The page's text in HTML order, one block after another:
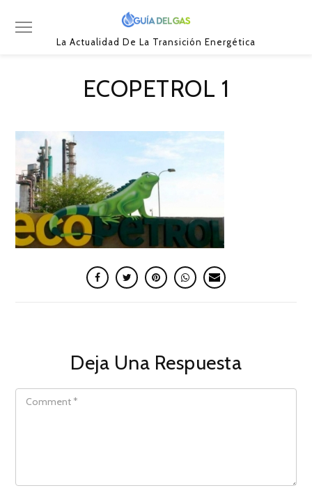
La Actualidad De La Transición Energética
ECOPETROL 1
Deja Una Respuesta
COMMENT